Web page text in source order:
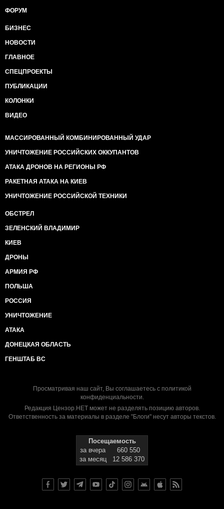
ФОРУМ
БИЗНЕС
НОВОСТИ
ГЛАВНОЕ
СПЕЦПРОЕКТЫ
ПУБЛИКАЦИИ
КОЛОНКИ
ВИДЕО
МАССИРОВАННЫЙ КОМБИНИРОВАННЫЙ УДАР
УНИЧТОЖЕНИЕ РОССИЙСКИХ ОККУПАНТОВ
АТАКА ДРОНОВ НА РЕГИОНЫ РФ
РАКЕТНАЯ АТАКА НА КИЕВ
УНИЧТОЖЕНИЕ РОССИЙСКОЙ ТЕХНИКИ
ОБСТРЕЛ
ЗЕЛЕНСКИЙ ВЛАДИМИР
КИЕВ
ДРОНЫ
АРМИЯ РФ
ПОЛЬША
РОССИЯ
УНИЧТОЖЕНИЕ
АТАКА
ДОНЕЦКАЯ ОБЛАСТЬ
ГЕНШТАБ ВС
Просматривая наш сайт, Вы соглашаетесь с политикой
конфиденциальности.
Редакция Цензор.НЕТ может не разделять позицию авторов.
Ответственность за материалы в разделе "Блоги" несут авторы текстов.
Посещаемость
за вчера
660 550
за месяц
12 586 370